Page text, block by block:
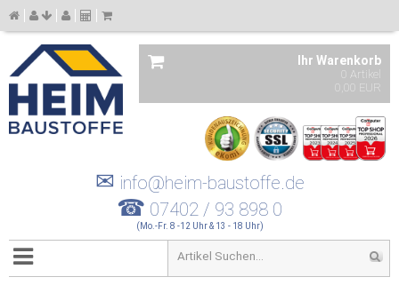
Ihr Warenkorb
0 Artikel
0,00 EUR
✉ info@heim-baustoffe.de
☎ 07402 / 93 898 0
(Mo.-Fr. 8 -12 Uhr & 13 - 18 Uhr)